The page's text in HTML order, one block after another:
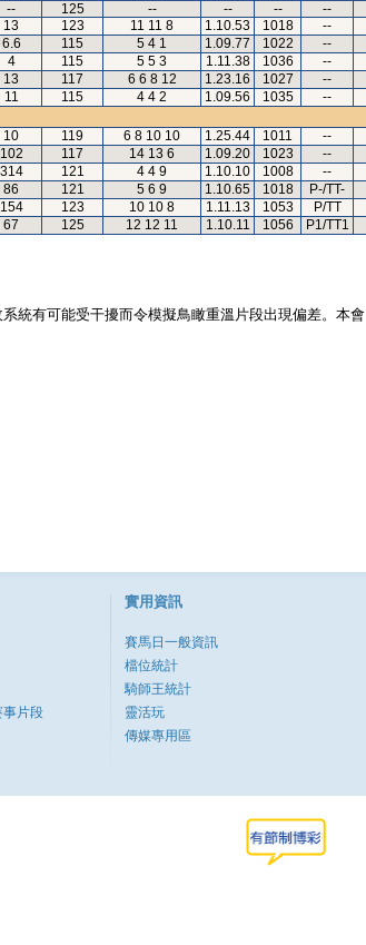
-- 125 -- -- -- --
13 123 11 11 8 1.10.53 1018
--
6.6 115 5 4 1 1.09.77 1022
--
4 115 5 5 3 1.11.38 1036
--
13 117 6 6 8 12 1.23.16 1027
--
11 115 4 4 2 1.09.56 1035
--
10 119 6 8 10 10 1.25.44 1011
--
102 117 14 13 6 1.09.20 1023
--
314 121 4 4 9 1.10.10 1008
--
86 121 5 6 9 1.10.65 1018
P-/TT-
154 123 10 10 8 1.11.13 1053
P/TT
67 125 12 12 11 1.10.11 1056 P1/TT1
統有可能受干擾而令模擬鳥瞰重溫片段出現偏差。本會
事片段
實用資訊
賽馬日一般資訊
檔位統計
騎師王統計
靈活玩
傳媒專用區